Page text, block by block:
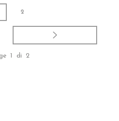
2
1 di 2